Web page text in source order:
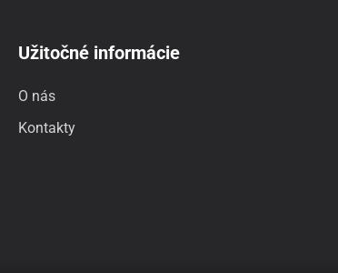
Užitočné informácie
O nás
Kontakty